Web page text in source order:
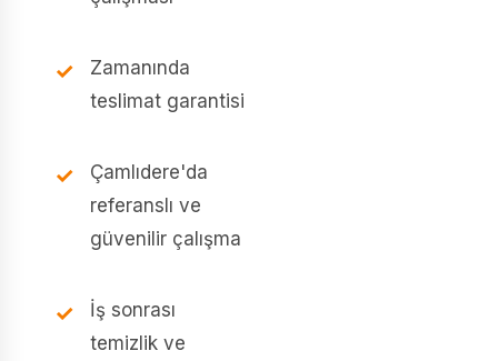
Zamanında
teslimat garantisi
Çamlıdere'da
referanslı ve
güvenilir çalışma
İş sonrası
temizlik ve